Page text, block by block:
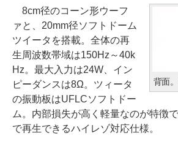
背面
8cm径のコーン形ウーフ
ァと、20mm径ソフトドーム
ツイータを搭載。全体の再
生周波数帯域は150Hz～40k
Hz。最大入力は24W、イン
ピーダンスは8Ω。ツィータ
の振動板はUFLCソフトドー
ム。内部損失が高く軽量なのが特徴
で再生できるハイレゾ対応仕様。